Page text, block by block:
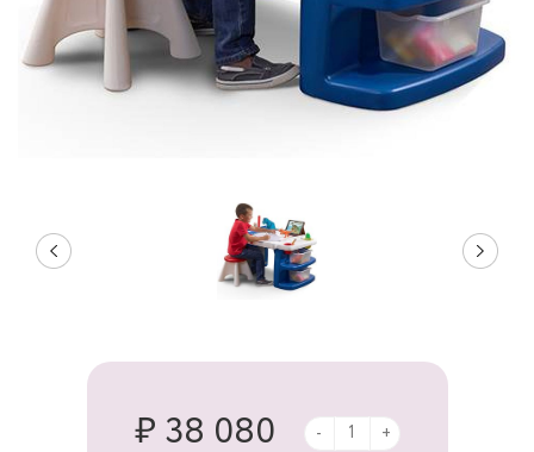
₽ 38 080 - +